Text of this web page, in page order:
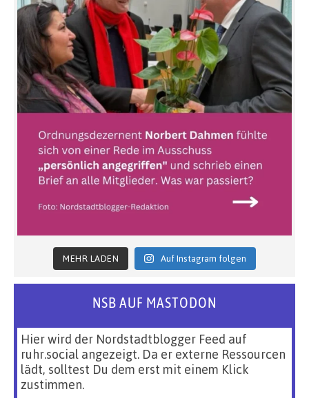
MEHR LADEN Auf Instagram folgen
NSB AUF MASTODON
Hier wird der Nordstadtblogger Feed auf
ruhr.social angezeigt. Da er externe Ressourcen
lädt, solltest Du dem erst mit einem Klick
zustimmen.